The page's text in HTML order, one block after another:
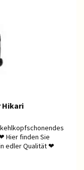
Hikari
Hier finden Sie
edler Qualität ❤